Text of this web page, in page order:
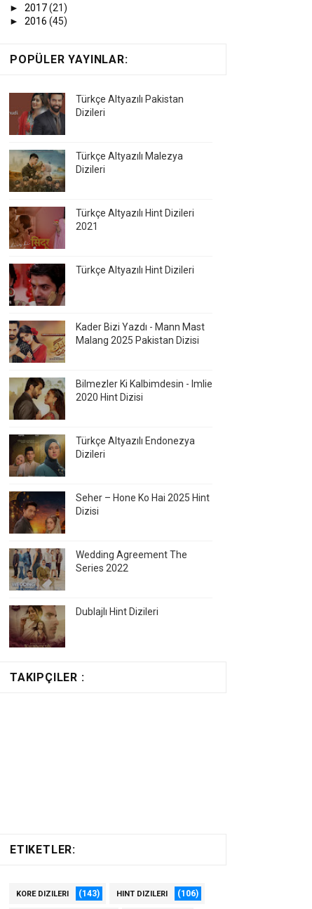
► 2017(21)
► 2016 (45)
POPÜLER YAYINLAR:
Türkçe Altyazılı Pakistan
Dizileri
Türkçe Altyazılı Malezya
Dizileri
Türkçe Altyazılı Hint Dizileri
2021
Türkçe Altyazılı Hint Dizileri
Kader Bizi Yazdı - Mann Mast
Malang 2025 Pakistan Dizisi
Bilmezler Ki Kalbimdesin - Imlie
2020 Hint Dizisi
Türkçe Altyazılı Endonezya
Dizileri
Seher – Hone Ko Hai 2025 Hint
Dizisi
Wedding Agreement The
Series 2022
Dublajlı Hint Dizileri
TAKIPÇILER :
ETIKETLER:
KORE DIZILERI (143) HINT DIZILERI (106)